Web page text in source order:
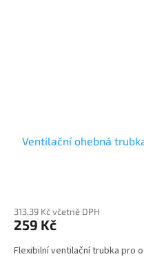
Ventilační ohebná
313,39 Kč včetně DPH
259 Kč
Flexibilní ventilační trubka pro